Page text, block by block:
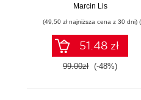
Marcin Lis
(49,50 zł najniższa cena z 30 dni)
51.48 zł
99.00zł (-48%)